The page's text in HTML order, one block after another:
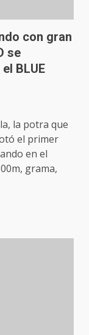
con gran
se
BLUE
la potra que
el primer
en el
grama,